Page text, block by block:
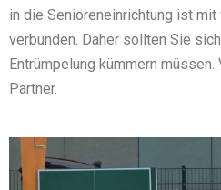
in die Senioreneinrichtung ist mit
verbunden. Daher sollten Sie
Entrümpelung kümmern
Partner.